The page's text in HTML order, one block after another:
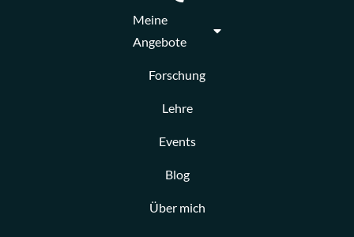
Meine
Angebote
Forschung
Lehre
Events
Blog
Über mich